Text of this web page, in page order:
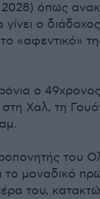
όπως
ο
«αφεντικό»
ο
στη Χαλ, τη
του
το μοναδικό
του,